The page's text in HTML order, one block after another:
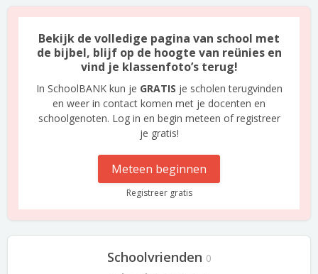
Bekijk de volledige pagina van school met
de bijbel, blijf op de hoogte van reünies en
vind je klassenfoto’s terug!
In SchoolBANK kun je GRATIS je scholen terugvinden
en weer in contact komen met je docenten en
schoolgenoten. Log in en begin meteen of registreer
je gratis!
Meteen beginnen
Registreer gratis
Schoolvrienden 0